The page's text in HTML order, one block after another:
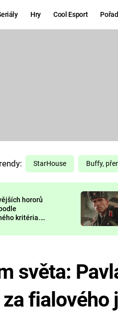
Hry Cool Esport
StarHouse Buffy,
hororů
kritéria.
tep?
světa:
fialového